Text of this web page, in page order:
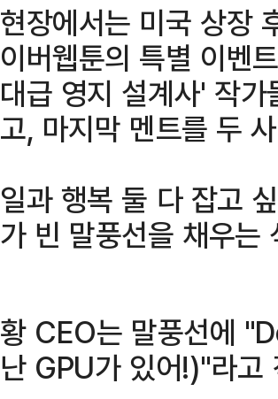
현장에서는 미국 상장
이버웹툰의 특별 이벤
대급 영지 설계사' 작
고, 마지막 멘트를 두
일과 행복 둘 다 잡고
가 빈 말풍선을 채우는
황 CEO는 말풍선에
난 GPU가 있어!)"라고